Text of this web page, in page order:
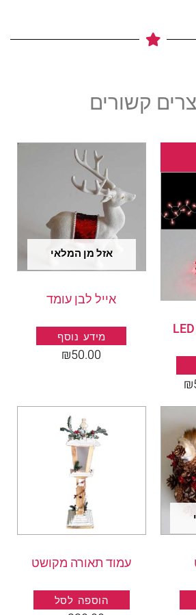
קשורים
כבל תאורה 180 LED
₪
₪50.00.
אזל מן המלאי
אייל לבן עומד
מידע נוסף
₪50.00
עמוד תאורה מקושט
הוספה לסל